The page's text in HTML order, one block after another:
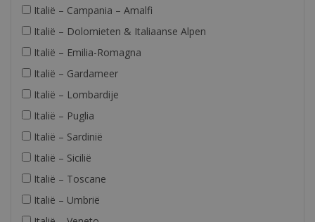
Italië – Campania – Amalfi
Italië – Dolomieten & Italiaanse Alpen
Italië – Emilia-Romagna
Italië – Gardameer
Italië – Lombardije
Italië – Puglia
Italië – Sardinië
Italië – Sicilië
Italië – Toscane
Italië – Umbrië